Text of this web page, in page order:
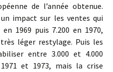
de l’année obtenue.
impact sur les ventes qui
1969 puis 7.200 en 1970,
léger restylage. Puis les
entre 3.000 et 4.000
et 1973, mais la crise